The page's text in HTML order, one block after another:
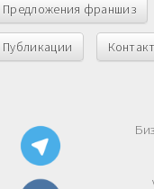
Предложения франшиз
Публикации